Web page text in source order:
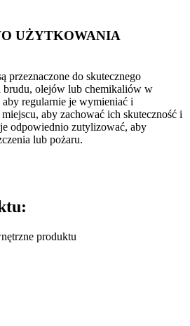
UŻYTKOWANIA
przeznaczone do skutecznego
brudu, olejów lub chemikaliów w
aby regularnie je wymieniać i
aby zachować ich skuteczność i
odpowiednio zutylizować, aby
lub pożaru.
produktu